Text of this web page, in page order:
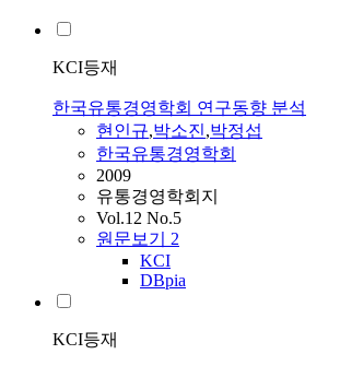
KCI등재
한국유통경영학회 연구동향 분석
현인규,박소진,박정섭
한국유통경영학회
2009
유통경영학회지
Vol.12 No.5
원문보기 2
KCI
DBpia
KCI등재